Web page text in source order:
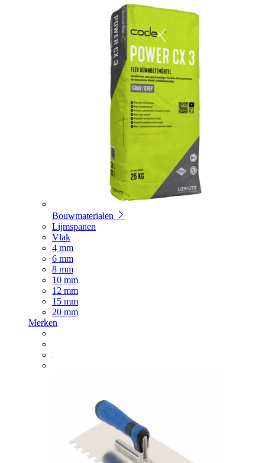
Bouwmaterialen
Lijmspanen
Vlak
4 mm
6 mm
8 mm
10 mm
12 mm
15 mm
20 mm
Merken